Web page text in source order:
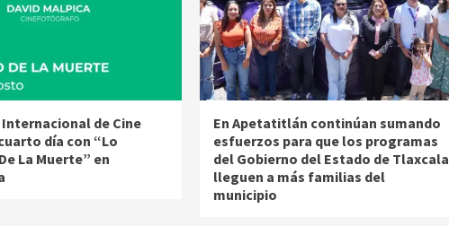
de Cine
día con “Lo
La Muerte” en
En Apetatitlán continúan sumando
esfuerzos para que los programas
del Gobierno del Estado de Tlaxcala
lleguen a más familias del
municipio